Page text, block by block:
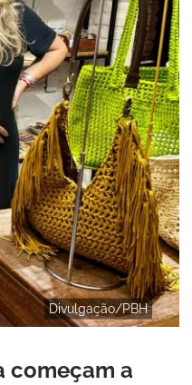
Divulgação/PBH
começam a